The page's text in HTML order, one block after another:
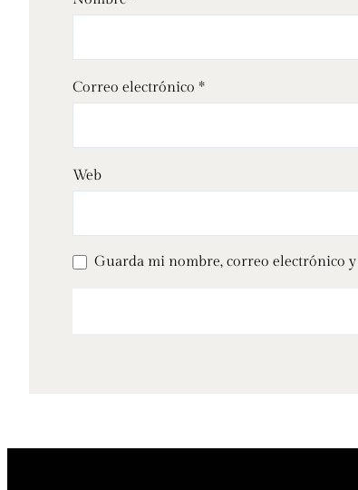
Correo electrónico *
Web
Guarda mi nombre, correo electrónico